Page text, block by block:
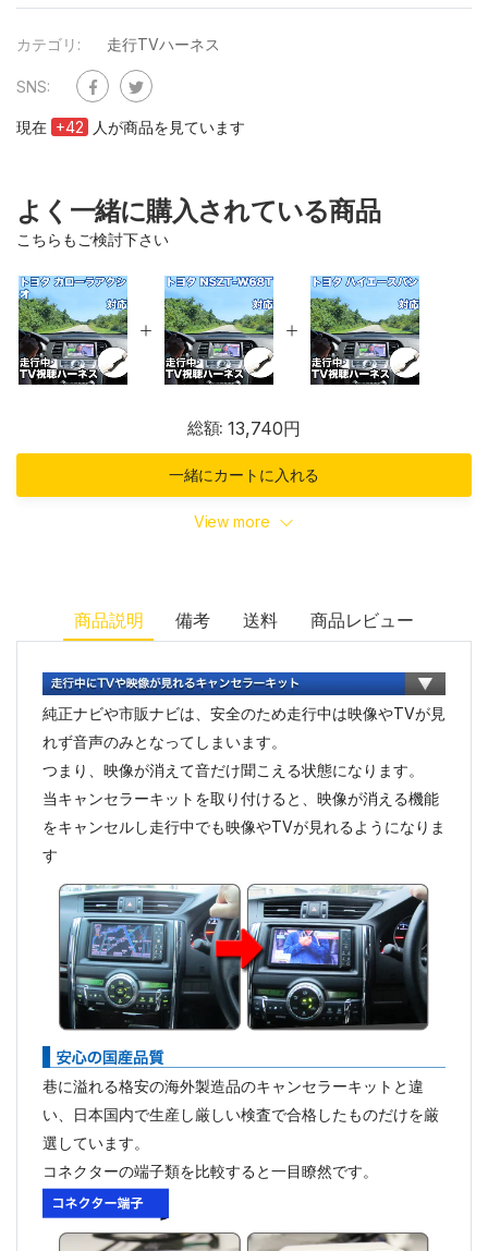
カテゴリ: 走行TVハーネス
SNS:
現在 +42 人が商品を見ています
よく一緒に購入されている商品
こちらもご検討下さい
総額: 13,740円
一緒にカートに入れる
View more
商品説明 備考 送料 商品レビュー
純正ナビや市販ナビは、安全のため走行中は映像やTVが見
れず音声のみとなってしまいます。
つまり、映像が消えて音だけ聞こえる状態になります。
当キャンセラーキットを取り付けると、映像が消える機能
をキャンセルし走行中でも映像やTVが見れるようになりま
す
巷に溢れる格安の海外製造品のキャンセラーキットと違
い、日本国内で生産し厳しい検査で合格したものだけを厳
選しています。
コネクターの端子類を比較すると一目瞭然です。